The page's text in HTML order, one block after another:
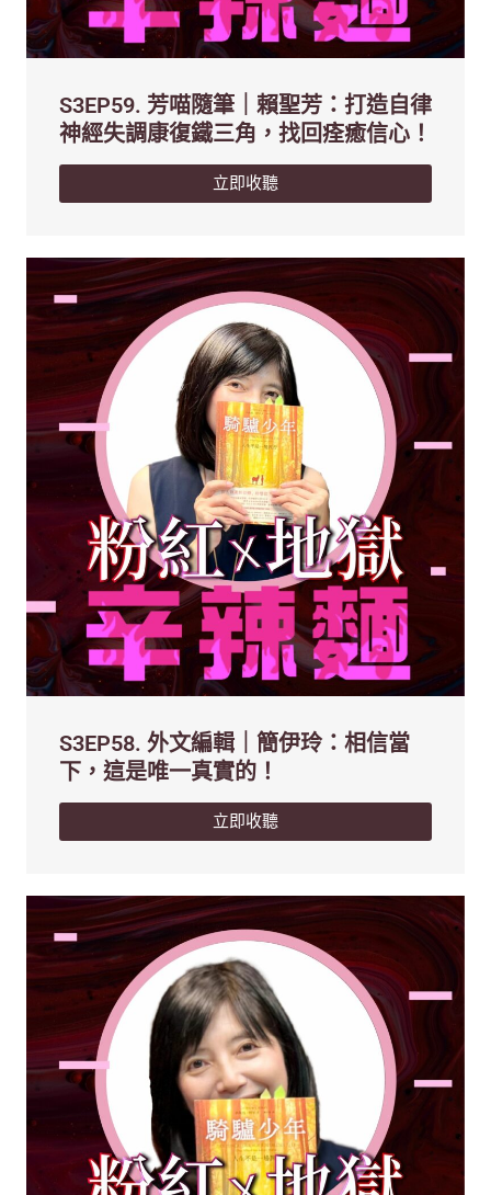
S3EP59. 芳喵隨筆｜賴聖芳：打造自律
神經失調康復鐵三角，找回痊癒信心！
立即收聽
S3EP58. 外文編輯｜簡伊玲：相信當
下，這是唯一真實的！
立即收聽